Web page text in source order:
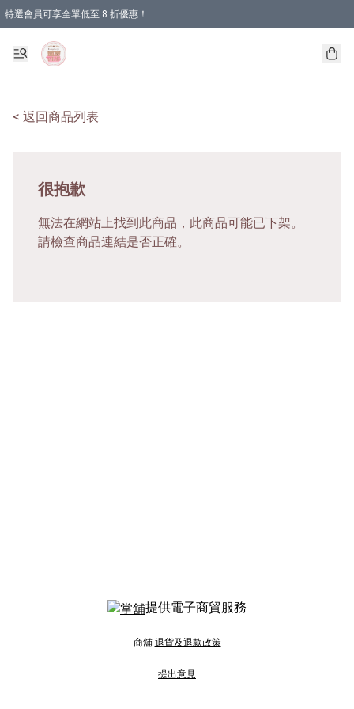
特選會員可享全單低至 8 折優惠！
< 返回商品列表
很抱歉
無法在網站上找到此商品，此商品可能已下架。
請檢查商品連結是否正確。
提供電子商貿服務
商舖 退貨及退款政策
提出意見